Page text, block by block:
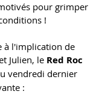
pour grimper
!
à l'implication de
Julien, le Red Roc
vendredi dernier
: